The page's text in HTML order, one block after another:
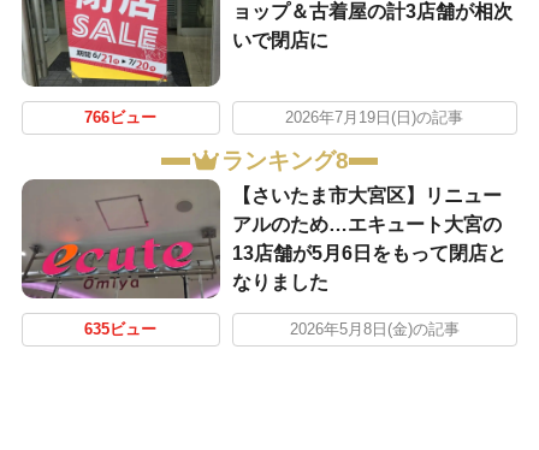
ョップ＆古着屋の計3店舗が相次
いで閉店に
766ビュー 2026年7月19日(日)の記事
ランキング8
【さいたま市大宮区】リニュー
アルのため…エキュート大宮の
13店舗が5月6日をもって閉店と
なりました
635ビュー 2026年5月8日(金)の記事